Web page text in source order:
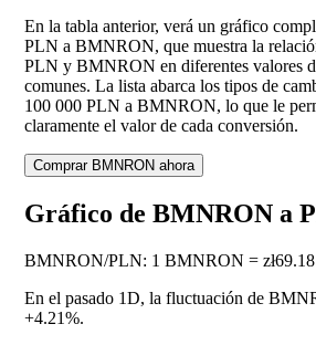
En la tabla anterior, verá un gráfico
PLN a BMNRON, que muestra la
PLN y BMNRON en diferentes valores
comunes. La lista abarca los tipos de
100 000 PLN a BMNRON, lo que le
claramente el valor de cada conversión.
Comprar BMNRON ahora
Gráfico de BMNRON a
BMNRON/PLN: 1 BMNRON =
En el pasado 1D, la fluctuación de
+4.21%.